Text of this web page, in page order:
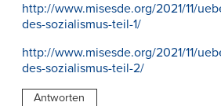
http://www.misesde.org/2021/11/
des-sozialismus-teil-1/
http://www.misesde.org/2021/11/
des-sozialismus-teil-2/
Antworten